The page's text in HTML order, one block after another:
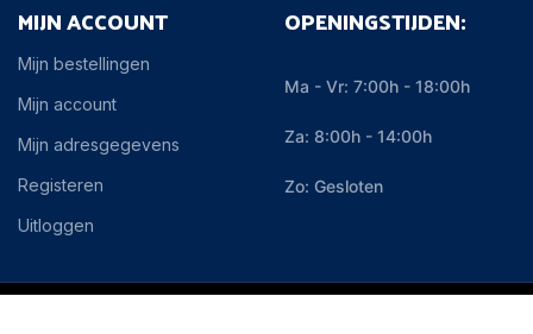
MIJN ACCOUNT
Mijn bestellingen
Mijn account
Mijn adresgegevens
Registeren
Uitloggen
OPENINGSTIJDEN:
Ma - Vr: 7:00h - 18:00h
Za: 8:00h - 14:00h
Zo: Gesloten